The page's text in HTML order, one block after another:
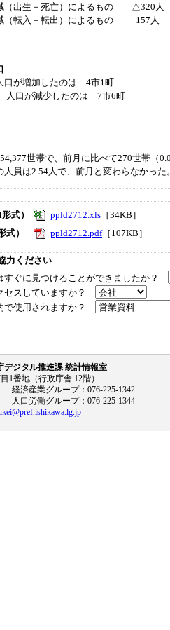
出生－死亡）によるもの △320人
転入－転出）によるもの 157人
口が増加したのは 4市1町
したのは 7市6町
世帯で、前月に比べて270世帯（
人員は2.54人で、前月と変わらなかった
式）
ppld2712.xls ［34KB］
式）
ppld2712.pdf［107KB］
力ください
すぐに見つけることができましたか？
セスしていますか？
で使用されますか？
デジタル推進課 統計情報室
番地（行政庁舎 12階）
済産業グループ：076-225-1342
口労働グループ：076-225-1344